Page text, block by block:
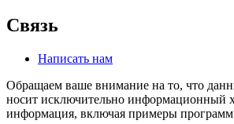
Связь
Написать нам
Обращаем ваше внимание на то, что
носит исключительно информационный
информация, включая примеры